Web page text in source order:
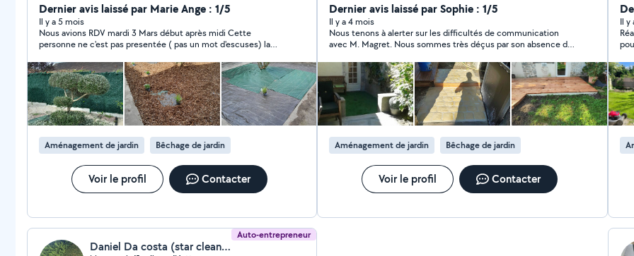
plantations bordurations, petite maçonnerie
paysagère. contrat entretien annuel et individualisé
Paiement CESU+ 50% déductible des impots
Dernier avis laissé par Marie Ange : 1/5
Il y a 5 mois
Nous avions RDV mardi 3 Mars début après midi Cette
personne ne c'est pas presentée ( pas un mot d'escuses) la
ferai affaire avec cette personne
Aménagement de jardin Bêchage de jardin
Voir le profil Contacter
Dernier avis laissé par Sophie : 1/5
Il y a 4 mois
Nous tenons à alerter sur les difficultés de communication
avec M. Magret. Nous sommes très déçus par son absence de
de constater que malgré nos demandes par sms , email et
messages téléphoniques, M. Magret nous laisse sans nouvelles
depuis 3 semaines et que son travail n'est pas fini. Ce qui est
très dommage car il travaille très bien. Je précise que nous
l'avons payé en temps et en heure après ses 2 interventions.
Aménagement de jardin Bêchage de jardin
Voir le profil Contacter
de
Il y
Auto-entrepreneur
Daniel Da costa (star clean & multiservices)